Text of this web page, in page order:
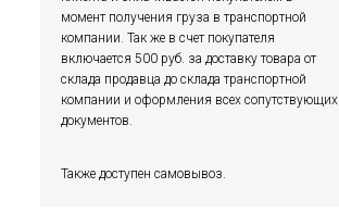
момент получения груза в транспортной
компании. Так же в счет покупателя
включается 500 руб. за доставку товара от
склада продавца до склада транспортной
компании и оформления всех сопутствующих
документов.
Также доступен самовывоз.